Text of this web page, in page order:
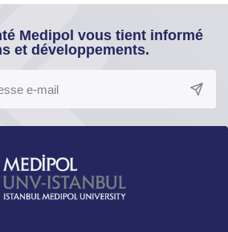
Medipol vous tient informé
et développements.